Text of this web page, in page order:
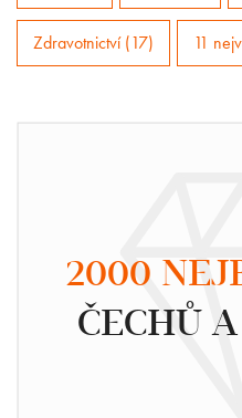
Zdravotnictví (17) 11
2000
ČECHŮ